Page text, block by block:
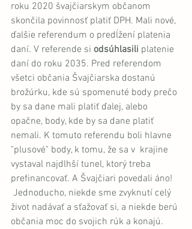
roku 2020 švajčiarskym občanom
skončila povinnosť platiť DPH. Mali nové,
ďalšie referendum o predĺžení platenia
daní. V referende si odsúhlasili platenie
daní do roku 2035. Pred referendom
všetci občania Švajčiarska dostanú
brožúrku, kde sú spomenuté body prečo
by sa dane mali platiť ďalej, alebo
opačne, body, kde by sa dane platiť
nemali. K tomuto referendu boli hlavne
"plusové" body, k tomu, že sa v  krajine
vystaval najdlhší tunel, ktorý treba
prefinancovať. A Švajčiari povedali áno!
život nadávať a sťažovať si, a niekde berú
občania moc do svojich rúk a konajú.